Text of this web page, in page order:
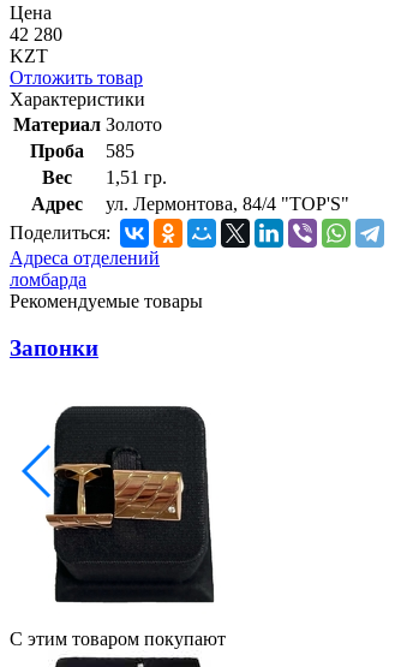
Цена
42 280
KZT
Отложить товар
Характеристики
Материал Золото
Проба
585
Вес
1,51 гр.
Адрес
ул. Лермонтова, 84/4 "TOP'S"
Поделиться:
Адреса отделений
ломбарда
Рекомендуемые товары
Запонки
С этим товаром покупают